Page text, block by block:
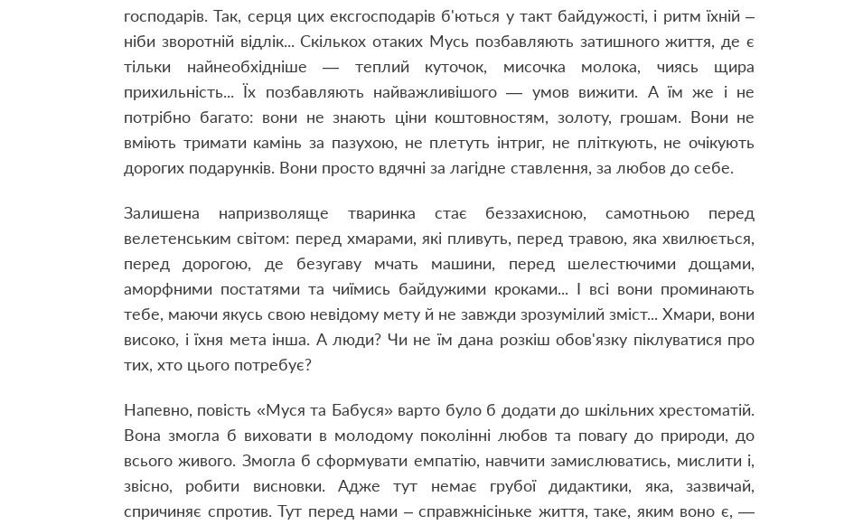
господарів. Так, серця цих ексгосподарів б'ються у такт байдужості, і ритм їхній –
ніби зворотній відлік... Скількох отаких Мусь позбавляють затишного життя, де є
тільки найнеобхідніше — теплий куточок, мисочка молока, чиясь щира
прихильність... Їх позбавляють найважливішого — умов вижити. А їм же і не
потрібно багато: вони не знають ціни коштовностям, золоту, грошам. Вони не
вміють тримати камінь за пазухою, не плетуть інтриг, не пліткують, не очікують
дорогих подарунків. Вони просто вдячні за лагідне ставлення, за любов до себе.
Залишена напризволяще тваринка стає беззахисною, самотньою перед
велетенським світом: перед хмарами, які пливуть, перед травою, яка хвилюється,
перед дорогою, де безугаву мчать машини, перед шелестючими дощами,
аморфними постатями та чиїмись байдужими кроками... І всі вони проминають
тебе, маючи якусь свою невідому мету й не завжди зрозумілий зміст... Хмари, вони
високо, і їхня мета інша. А люди? Чи не їм дана розкіш обов'язку піклуватися про
тих, хто цього потребує?
Напевно, повість «Муся та Бабуся» варто було б додати до шкільних хрестоматій.
Вона змогла б виховати в молодому поколінні любов та повагу до природи, до
всього живого. Змогла б сформувати емпатію, навчити замислюватись, мислити і,
звісно, робити висновки. Адже тут немає грубої дидактики, яка, зазвичай,
спричиняє спротив. Тут перед нами – справжнісіньке життя, таке, яким воно є, —